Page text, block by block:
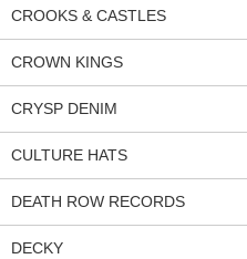
CROOKS & CASTLES
CROWN KINGS
CRYSP DENIM
CULTURE HATS
DEATH ROW RECORDS
DECKY